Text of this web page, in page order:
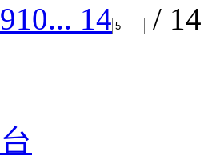
910... 14 /